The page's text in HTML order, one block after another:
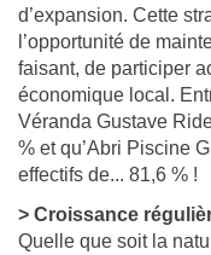
d’expansion. Cette
l’opportunité de
faisant, de participer
économique local.
Véranda Gustave
% et qu’Abri Piscine
effectifs de... 81,6 % !
> Croissance
Quelle que soit la